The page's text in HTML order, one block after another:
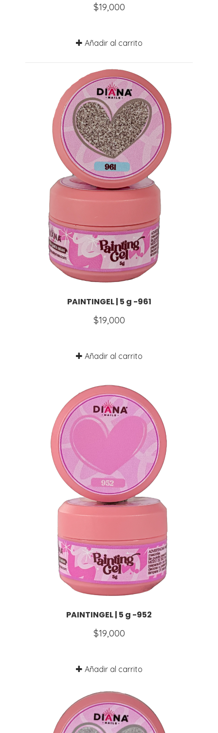
$19,000
Añadir al carrito
PAINTINGEL | 5 g -961
$19,000
Añadir al carrito
PAINTINGEL | 5 g -952
$19,000
Añadir al carrito